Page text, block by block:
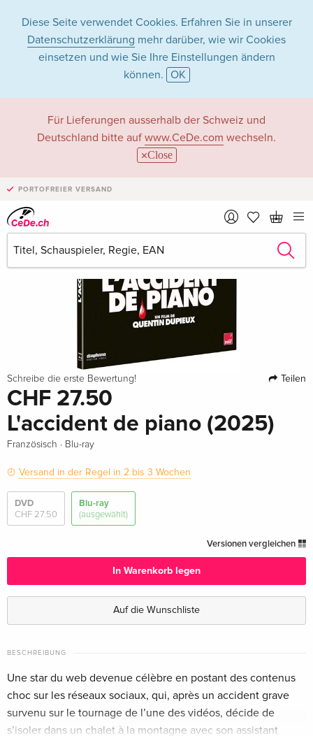
Diese Seite verwendet Cookies. Erfahren Sie in unserer
Datenschutzerklärung mehr darüber, wie wir Cookies
einsetzen und wie Sie Ihre Einstellungen ändern
können. OK
Für Lieferungen ausserhalb der Schweiz und
Deutschland bitte auf www.CeDe.com wechseln.
Close
PORTOFREIER VERSAND
Schreibe die erste Bewertung! Teilen
CHF 27.50
L'accident de piano (2025)
Französisch · Blu-ray
Versand in der Regel in 2 bis 3 Wochen
DVD
CHF 27.50
Blu-ray
(ausgewählt)
Versionen vergleichen
In Warenkorb legen
Auf die Wunschliste
BESCHREIBUNG
Une star du web devenue célèbre en postant des contenus
choc sur les réseaux sociaux, qui, après un accident grave
survenu sur le tournage de l’une des vidéos, décide de
s’isoler dans un chalet à la montagne avec son assistant